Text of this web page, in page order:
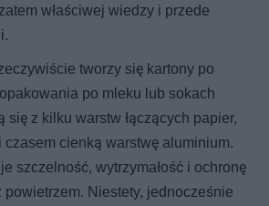
właściwej wiedzy i przede
tworzy się kartony po
po mleku lub sokach
się z kilku warstw łączących papier,
cienką warstwę aluminium.
szczelność, wytrzymałość i ochronę
powietrzem. Niestety, jednocześnie